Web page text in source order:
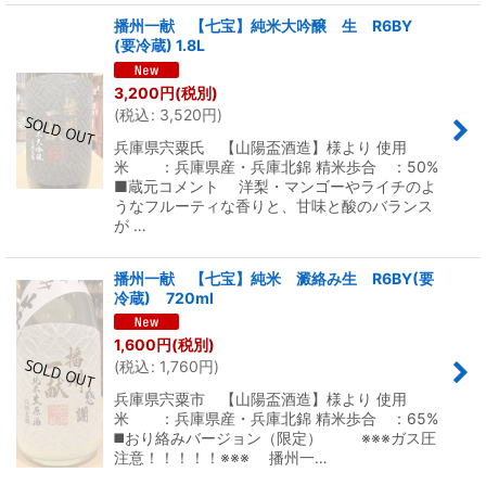
播州一献 【七宝】純米大吟醸 生 R6BY
(要冷蔵) 1.8L
3,200円(税別)
(税込: 3,520円)
兵庫県宍粟氏 【山陽盃酒造】様より 使用
米 ：兵庫県産・兵庫北錦 精米歩合 ：50%
■蔵元コメント 洋梨・マンゴーやライチのよ
うなフルーティな香りと、甘味と酸のバランス
が …
播州一献 【七宝】純米 澱絡み生 R6BY(要
冷蔵) 720ml
1,600円(税別)
(税込: 1,760円)
兵庫県宍粟市 【山陽盃酒造】様より 使用
米 ：兵庫県産・兵庫北錦 精米歩合 ：65%
◼️おり絡みバージョン（限定） ※※※ガス圧
注意！！！！！※※※ 播州一…